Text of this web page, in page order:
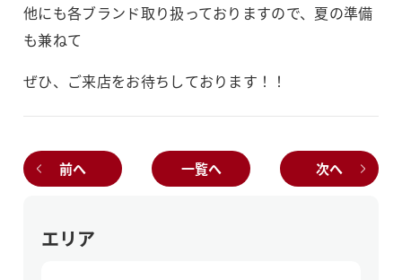
他にも各ブランド取り扱っておりますので、夏の準備
も兼ねて
ぜひ、ご来店をお待ちしております！！
前へ 一覧へ 次へ
エリア